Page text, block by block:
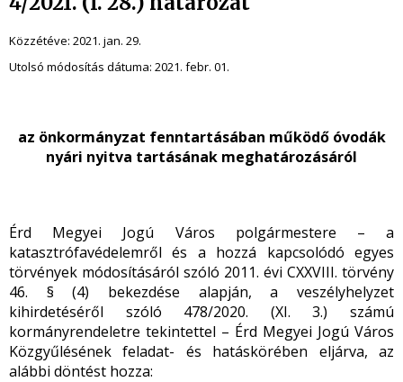
Közzétéve: 2021. jan. 29.
Utolsó módosítás dátuma: 2021. febr. 01.
az önkormányzat fenntartásában működő óvodák
nyári nyitva tartásának meghatározásáról
Érd Megyei Jogú Város polgármestere – a
katasztrófavédelemről és a hozzá kapcsolódó egyes
törvények módosításáról szóló 2011. évi CXXVIII. törvény
46. § (4) bekezdése alapján, a veszélyhelyzet
kihirdetéséről szóló 478/2020. (XI. 3.) számú
kormányrendeletre tekintettel – Érd Megyei Jogú Város
Közgyűlésének feladat- és hatáskörében eljárva, az
alábbi döntést hozza: